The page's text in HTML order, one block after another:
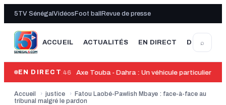
5TV Sénégal Vidéos Foot ball Revue de presse
ACCUEIL ACTUALITÉS EN DIRECT DERNIÈRE
⌕
EN DIRECT13:46 Axe Touba - Dahra : Un véhicule particulier
Accueil › justice › Fatou Laobé-Pawlish Mbaye : face-à-face au
tribunal malgré le pardon